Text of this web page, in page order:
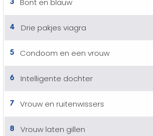
Bont en blauw
4 Drie pakjes viagra
5 Condoom en een vrouw
6 Intelligente dochter
7 Vrouw en ruitenwissers
8 Vrouw laten gillen